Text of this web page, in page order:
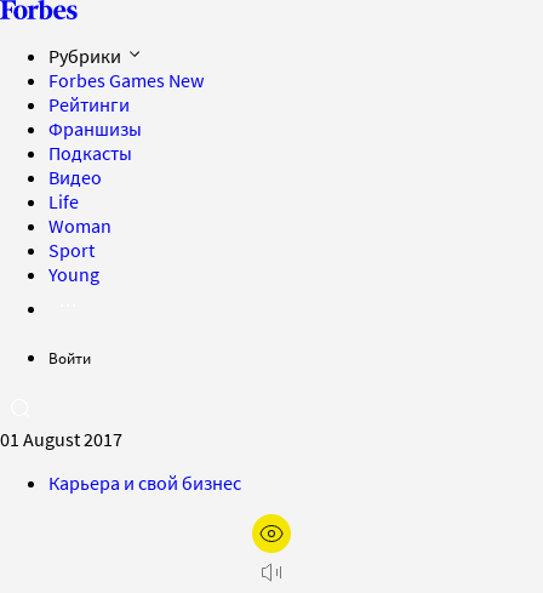
Рубрики
Forbes Games New
Рейтинги
Франшизы
Подкасты
Видео
Life
Woman
Sport
Young
Войти
01 August 2017
Карьера и свой бизнес